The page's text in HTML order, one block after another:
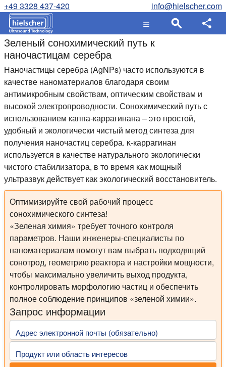
+49 3328 437-420 info@hielscher.com
Зеленый сонохимический путь к
наночастицам серебра
Наночастицы серебра (AgNPs) часто используются в
качестве наноматериалов благодаря своим
антимикробным свойствам, оптическим свойствам и
высокой электропроводности. Сонохимический путь с
использованием каппа-каррагинана – это простой,
удобный и экологически чистый метод синтеза для
получения наночастиц серебра. κ-каррагинан
используется в качестве натурального экологически
чистого стабилизатора, в то время как мощный
ультразвук действует как экологический восстановитель.
Оптимизируйте свой рабочий процесс
сонохимического синтеза!
«Зеленая химия» требует точного контроля
параметров. Наши инженеры-специалисты по
наноматериалам помогут вам выбрать подходящий
сонотрод, геометрию реактора и настройки мощности,
чтобы максимально увеличить выход продукта,
контролировать морфологию частиц и обеспечить
полное соблюдение принципов «зеленой химии».
Запрос информации
Адрес электронной почты (обязательно)
Продукт или область интересов